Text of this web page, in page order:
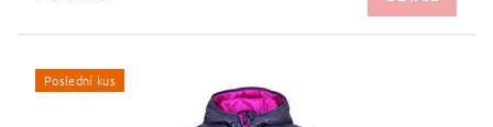
Poslední kus